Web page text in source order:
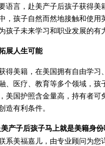
言，赴美产子后孩子获得美
，孩子自然而然地接触和使
孩子未来学习和职业发展的有
展人生可能
美籍，在美国拥有自由学习
、医疗、教育等多个领域，
美国护照含金量高，持有者
造有利条件。
产子后孩子马上就是美籍身
系美福嘉儿，由专业顾问为您